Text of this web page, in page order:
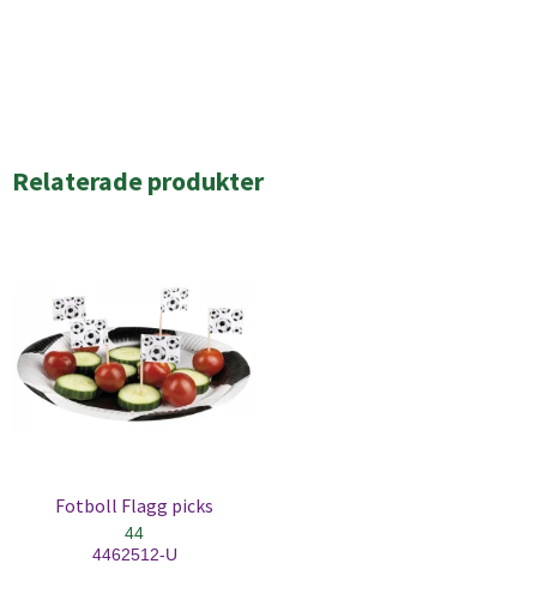
Relaterade produkter
Fotboll Flagg picks
44
4462512-U